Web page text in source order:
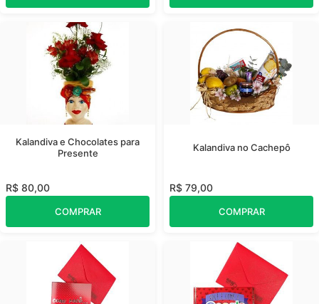
Kalandiva e Chocolates para
Presente
R$ 80,00
COMPRAR
Kalandiva no Cachepô
R$ 79,00
COMPRAR